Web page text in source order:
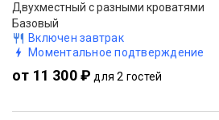
Двухместный с разными кроватями
Базовый
Включен завтрак
Моментальное подтверждение
от 11 300 ₽ для 2 гостей